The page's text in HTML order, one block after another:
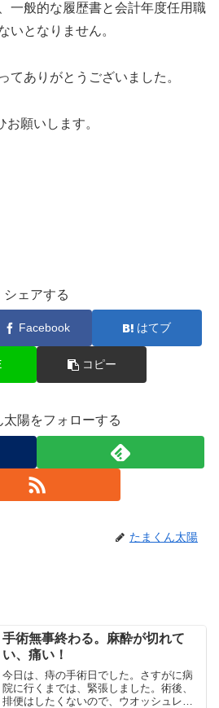
一般的な履歴書と会計年度任用職
いとなりません。
てありがとうございました。
願いします。
シェアする
Facebook はてブ
コピー
太陽をフォローする
たまくん太陽
手術無事終わる。麻酔が切れて
い、痛い！
今日は、痔の手術日でした。さすがに病
院に行くまでは、緊張しました。術後、
排便はしたくないので、ウオッシュレッ